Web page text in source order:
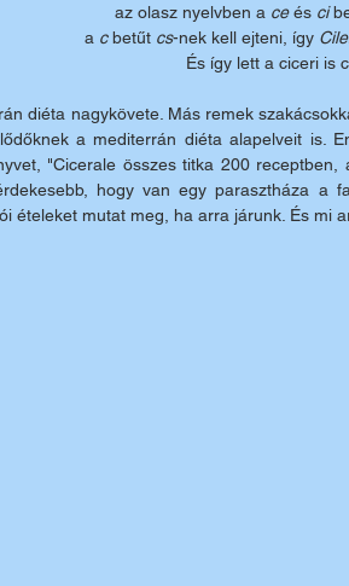
az olasz nyelvben a ce és ci
a c betűt cs-nek kell ejteni, így
És így lett a ciceri is
diéta nagykövete. Más remek
a mediterrán diéta alapelveit is.
"Cicerale összes titka 200
hogy van egy parasztháza a
ételeket mutat meg, ha arra járunk. És mi